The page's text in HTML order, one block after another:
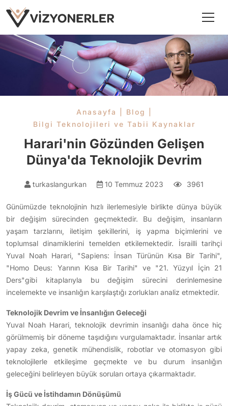
Anasayfa Blog
Bilgi Teknolojileri ve Tabii Kaynaklar
Harari'nin Gözünden Gelişen
Dünya'da Teknolojik Devrim
turkaslangurkan 10 Temmuz 2023 3961
Günümüzde teknolojinin hızlı ilerlemesiyle birlikte dünya büyük
bir değişim sürecinden geçmektedir. Bu değişim, insanların
yaşam tarzlarını, iletişim şekillerini, iş yapma biçimlerini ve
toplumsal dinamiklerini temelden etkilemektedir. İsrailli tarihçi
Yuval Noah Harari, "Sapiens: İnsan Türünün Kısa Bir Tarihi",
"Homo Deus: Yarının Kısa Bir Tarihi" ve "21. Yüzyıl İçin 21
Ders"gibi kitaplarıyla bu değişim sürecini derinlemesine
incelemekte ve insanlığın karşılaştığı zorlukları analiz etmektedir.
Teknolojik Devrim ve İnsanlığın Geleceği
Yuval Noah Harari, teknolojik devrimin insanlığı daha önce hiç
görülmemiş bir döneme taşıdığını vurgulamaktadır. İnsanlar artık
yapay zeka, genetik mühendislik, robotlar ve otomasyon gibi
teknolojilerle etkileşime geçmekte ve bu durum insanlığın
geleceğini belirleyen büyük soruları ortaya çıkarmaktadır.
İş Gücü ve İstihdamın Dönüşümü